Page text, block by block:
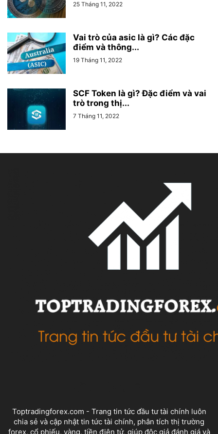
25 Tháng 11, 2022
Vai trò của asic là gì? Các đặc
điểm và thông...
19 Tháng 11, 2022
SCF Token là gì? Đặc điểm và vai
trò trong thị...
7 Tháng 11, 2022
Toptradingforex.com - Trang tin tức đầu tư tài chính luôn
chia sẻ và cập nhật tin tức tài chính, phân tích thị trường
forex, cổ phiếu, vàng, tiền điện tử, giúp độc giả đánh giá và